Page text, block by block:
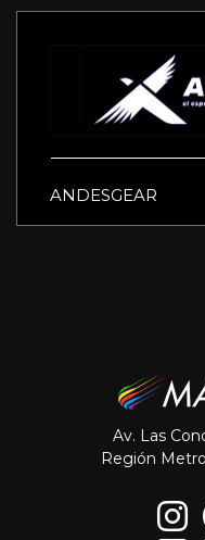
ANDESGEAR
Av. Las
Región